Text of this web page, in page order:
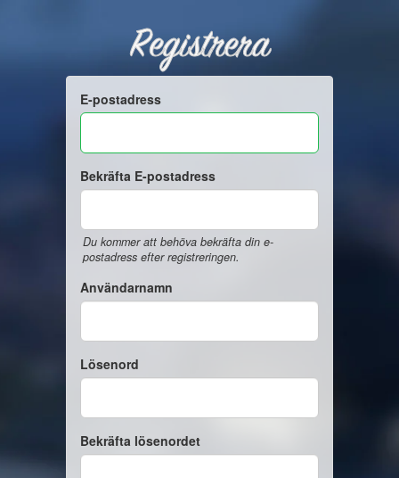
Registrera
E-postadress
Bekräfta E-postadress
Du kommer att behöva bekräfta din e-
postadress efter registreringen.
Användarnamn
Lösenord
Bekräfta lösenordet